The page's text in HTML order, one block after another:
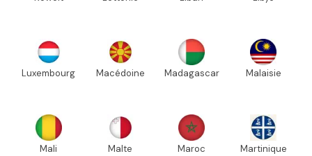
Luxembourg Macédoine Madagascar Malaisie
Mali Malte Maroc Martinique